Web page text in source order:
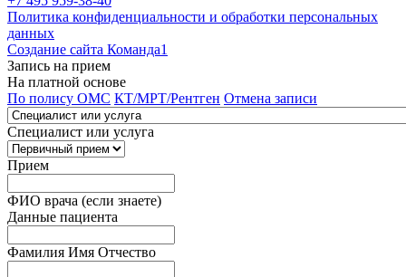
Политика конфиденциальности и обработки персональных
данных
Создание сайта Команда1
Запись на прием
На платной основе
По полису ОМС КТ/МРТ/Рентген Отмена записи
Специалист или услуга
Прием
ФИО врача (если знаете)
Данные пациента
Фамилия Имя Отчество